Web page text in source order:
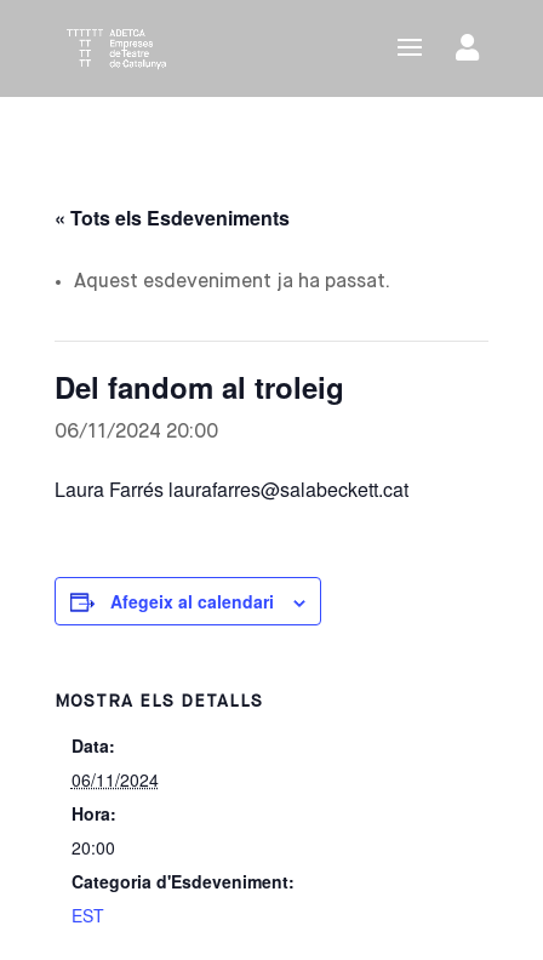
« Tots els Esdeveniments
Aquest esdeveniment ja ha passat.
Del fandom al troleig
06/11/2024 20:00
Laura Farrés laurafarres@salabeckett.cat
Afegeix al calendari
MOSTRA ELS DETALLS
Data:
06/11/2024
Hora:
20:00
Categoria d'Esdeveniment:
EST